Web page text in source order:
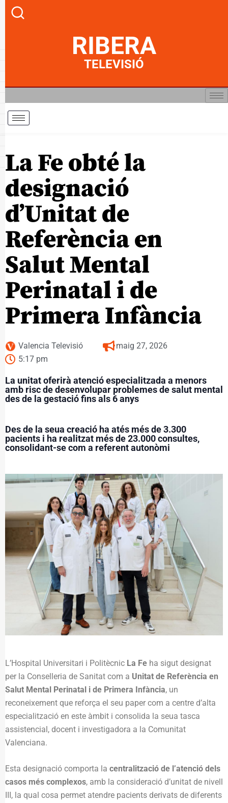
RIBERA
TELEVISIÓ
La Fe obté la
designació
d’Unitat de
Referència en
Salut Mental
Perinatal i de
Primera Infància
Valencia Televisió
maig 27, 2026
5:17 pm
La unitat oferirà atenció especialitzada a menors
amb risc de desenvolupar problemes de salut mental
des de la gestació fins als 6 anys
Des de la seua creació ha atés més de 3.300
pacients i ha realitzat més de 23.000 consultes,
consolidant-se com a referent autonòmi
L’Hospital Universitari i Politècnic La Fe ha sigut designat
per la Conselleria de Sanitat com a Unitat de Referència en
Salut Mental Perinatal i de Primera Infància, un
reconeixement que reforça el seu paper com a centre d’alta
especialització en este àmbit i consolida la seua tasca
assistencial, docent i investigadora a la Comunitat
Valenciana.
Esta designació comporta la centralització de l’atenció dels
casos més complexos, amb la consideració d’unitat de nivell
III, la qual cosa permet atendre pacients derivats de diferents